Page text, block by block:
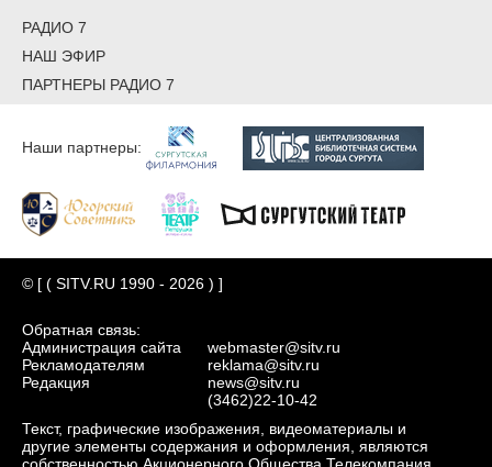
РАДИО 7
НАШ ЭФИР
ПАРТНЕРЫ РАДИО 7
Наши партнеры:
© [ ( SITV.RU 1990 - 2026 ) ]
Обратная связь:
Администрация сайта
Рекламодателям
Редакция
webmaster@sitv.ru
reklama@sitv.ru
news@sitv.ru
(3462)22-10-42
Текст, графические изображения, видеоматериалы и
другие элементы содержания и оформления, являются